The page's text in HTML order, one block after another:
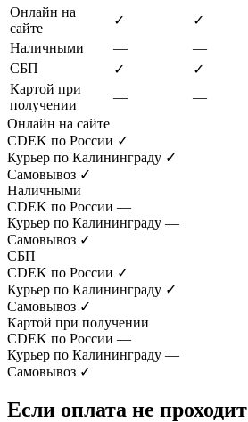
Онлайн на
сайте
✓ ✓
Наличными
— —
СБП
✓ ✓
Картой при
получении
— —
Онлайн на сайте
CDEK по России ✓
Курьер по Калининграду ✓
Самовывоз ✓
Наличными
CDEK по России —
Курьер по Калининграду —
Самовывоз ✓
СБП
CDEK по России ✓
Курьер по Калининграду ✓
Самовывоз ✓
Картой при получении
CDEK по России —
Курьер по Калининграду —
Самовывоз ✓
Если оплата не проходит